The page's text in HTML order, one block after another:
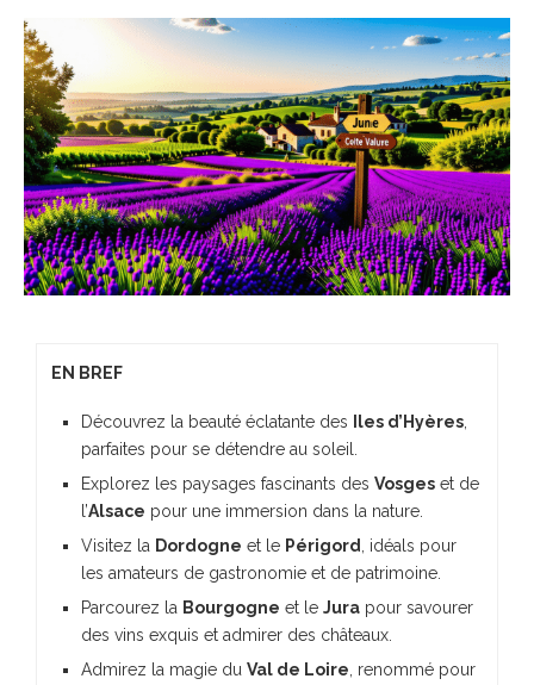
EN BREF
Découvrez la beauté éclatante des Iles d’Hyères
parfaites pour se détendre au soleil.
Explorez les paysages fascinants des Vosges et de
l’Alsace pour une immersion dans la nature.
Visitez la Dordogne et le Périgord
, idéals pour
les amateurs de gastronomie et de patrimoine.
Parcourez la Bourgogne et le Jura pour savourer
des vins exquis et admirer des châteaux.
Admirez la magie du Val de Loire , renommé pour